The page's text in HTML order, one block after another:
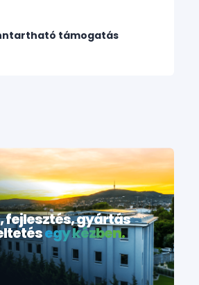
támogatás
fejlesztés, gyártás
egy kézben.